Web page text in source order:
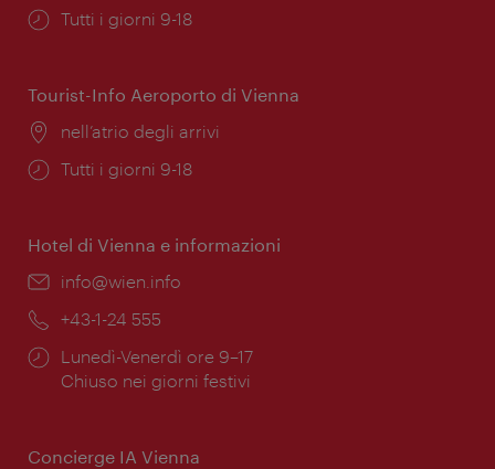
Orari
Tutti i giorni 9-18
Tourist-Info Aeroporto di Vienna
Posizione:
nell’atrio degli arrivi
Orari
Tutti i giorni 9-18
Hotel di Vienna e informazioni
Email:
info@wien.info
Telefono:
+43-1-24 555
Orari
di
Lunedì-Venerdì ore 9–17
Chiuso nei giorni festivi
Concierge IA Vienna